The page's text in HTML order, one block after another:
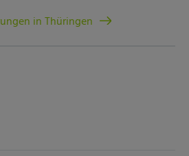
in Thüringen